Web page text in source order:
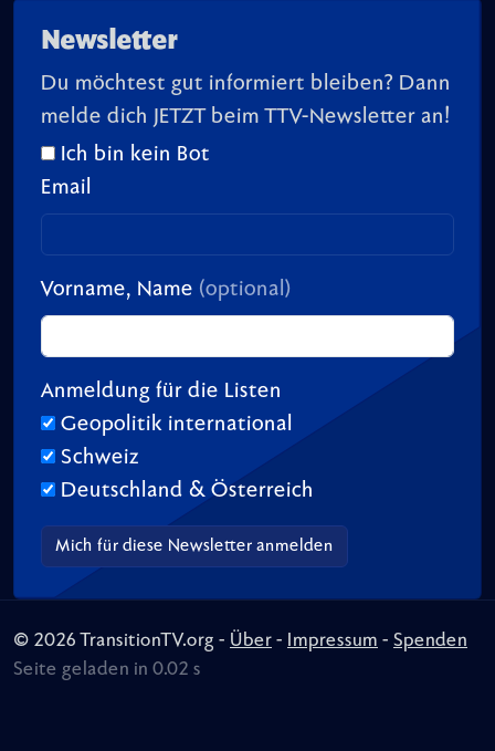
Newsletter
Du möchtest gut informiert bleiben? Dann
melde dich JETZT beim TTV-Newsletter an!
Ich bin kein Bot
Email
Vorname, Name (optional)
Anmeldung für die Listen
Geopolitik international
Schweiz
Deutschland & Österreich
© 2026 TransitionTV.org - Über - Impressum - Spenden
Seite geladen in 0.02 s